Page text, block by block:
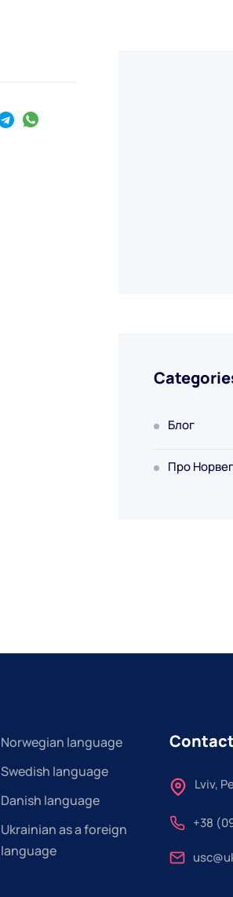
Блог
Про
Norwegian language
Swedish language
Danish language
Ukrainian as a foreign
language
Lviv,
+38